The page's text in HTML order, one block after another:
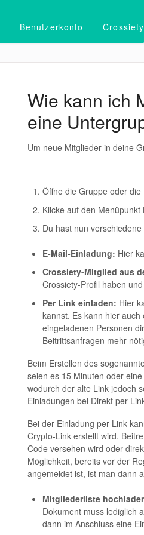
Benutzerkonto
Wie kann ich
eine
Um neue Mitglieder in deine
Öffne die Gruppe oder
Klicke auf den Menüpunkt
Du hast nun
E-Mail-Einladung: Hier
Crossiety-Mitglied aus
Crossiety-Profil haben
Per Link einladen: Hier
kannst. Es kann hier auch
eingeladenen Personen
Beitrittsanfragen mehr
Beim Erstellen des
seien es 15 Minuten oder
wodurch der alte Link jedoch
Einladungen bei Direkt per
Bei der Einladung per Link
Crypto-Link erstellt wird.
Code versehen wird oder
Möglichkeit, bereits vor der
angemeldet ist, ist man dann
Mitgliederliste
Dokument muss lediglich
dann im Anschluss eine